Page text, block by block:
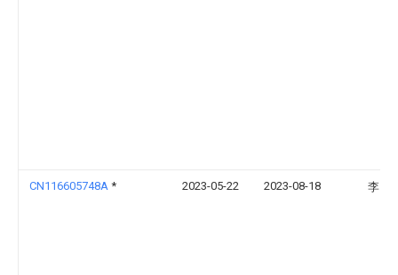
CN116605748A * 2023-05-22 2023-08-18 李刚